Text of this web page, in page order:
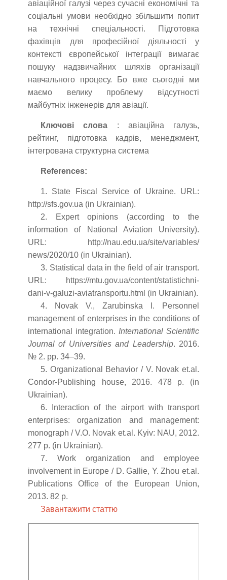
авіаційної галузі через сучасні економічні та
соціальні умови необхідно збільшити попит
на технічні спеціальності. Підготовка
фахівців для професійної діяльності у
контексті європейської інтеграції вимагає
пошуку надзвичайних шляхів організації
навчального процесу. Бо вже сьогодні ми
маємо велику проблему відсутності
майбутніх інженерів для авіації.
Ключові слова : авіаційна галузь,
рейтинг, підготовка кадрів, менеджмент,
інтегрована структурна система
References:
1. State Fiscal Service of Ukraine. URL:
http://sfs.gov.ua (in Ukrainian).
2. Expert opinions (according to the
information of National Aviation University).
URL: http://nau.edu.ua/site/variables/
news/2020/10 (in Ukrainian).
3. Statistical data in the field of air transport.
URL: https://mtu.gov.ua/content/statistichni-
dani-v-galuzi-aviatransportu.html (in Ukrainian).
4. Novak V., Zarubinska I. Personnel
management of enterprises in the conditions of
international integration. International Scientific
Journal of Universities and Leadership. 2016.
№ 2. pp. 34–39.
5. Organizational Behavior / V. Novak et.al.
Condor-Publishing house, 2016. 478 р. (in
Ukrainian).
6. Interaction of the airport with transport
enterprises: organization and management:
monograph / V.O. Novak et.al. Kyiv: NAU, 2012.
277 p. (in Ukrainian).
7. Work organization and employee
involvement in Europe / D. Gallie, Y. Zhou et.al.
Publications Office of the European Union,
2013. 82 p.
Завантажити статтю